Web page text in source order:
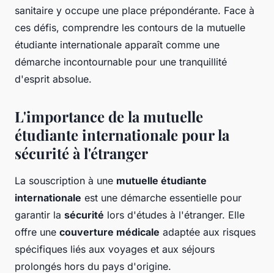
sanitaire y occupe une place prépondérante. Face à
ces défis, comprendre les contours de la mutuelle
étudiante internationale apparaît comme une
démarche incontournable pour une tranquillité
d'esprit absolue.
L'importance de la mutuelle
étudiante internationale pour la
sécurité à l'étranger
La souscription à une mutuelle étudiante
internationale est une démarche essentielle pour
garantir la sécurité lors d'études à l'étranger. Elle
offre une couverture médicale adaptée aux risques
spécifiques liés aux voyages et aux séjours
prolongés hors du pays d'origine.